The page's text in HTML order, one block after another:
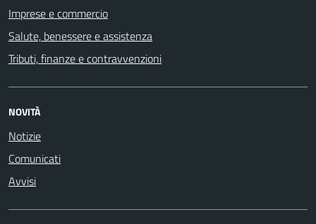
Imprese e commercio
Salute, benessere e assistenza
Tributi, finanze e contravvenzioni
NOVITÀ
Notizie
Comunicati
Avvisi